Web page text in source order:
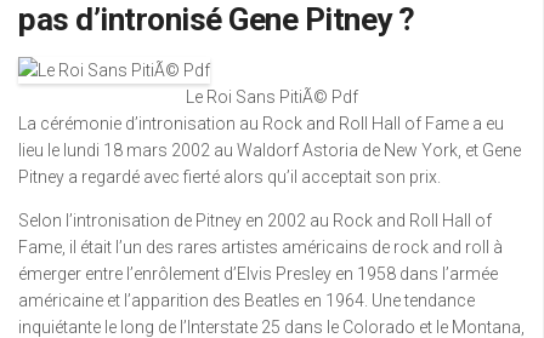
pas d’intronisé Gene Pitney ?
Le Roi Sans PitiÃ© Pdf
La cérémonie d’intronisation au Rock and Roll Hall of Fame a eu
lieu le lundi 18 mars 2002 au Waldorf Astoria de New York, et Gene
Pitney a regardé avec fierté alors qu’il acceptait son prix.
Selon l’intronisation de Pitney en 2002 au Rock and Roll Hall of
Fame, il était l’un des rares artistes américains de rock and roll à
émerger entre l’enrôlement d’Elvis Presley en 1958 dans l’armée
américaine et l’apparition des Beatles en 1964. Une tendance
inquiétante le long de l’Interstate 25 dans le Colorado et le Montana,